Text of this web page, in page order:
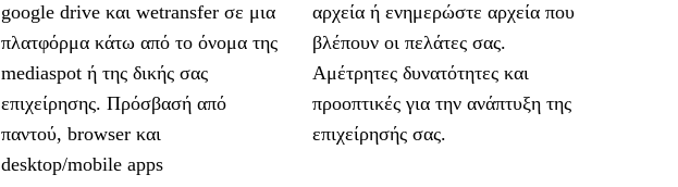
google drive και wetransfer σε μια
πλατφόρμα κάτω από το όνομα της
mediaspot ή της δικής σας
επιχείρησης. Πρόσβασή από
παντού, browser και
desktop/mobile apps
αρχεία ή ενημερώστε αρχεία που
βλέπουν οι πελάτες σας.
Αμέτρητες δυνατότητες και
προοπτικές για την ανάπτυξη της
επιχείρησής σας.